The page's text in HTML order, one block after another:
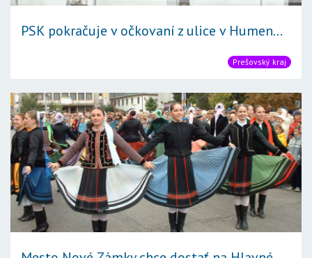
PSK pokračuje v očkovaní z ulice v Humen...
Prešovský kraj